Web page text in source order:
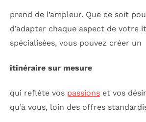
prend de l’ampleur. Que ce soit
d’adapter chaque aspect de votre
spécialisées, vous pouvez créer un
itinéraire sur mesure
qui reflète vos passions et vos
qu’à vous, loin des offres